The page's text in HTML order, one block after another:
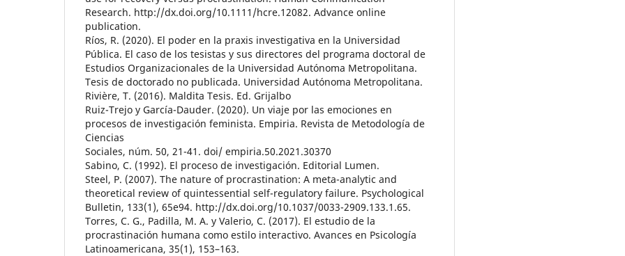
Research. http://dx.doi.org/10.1111/hcre.12082. Advance online
publication.
Ríos, R. (2020). El poder en la praxis investigativa en la Universidad
Pública. El caso de los tesistas y sus directores del programa doctoral de
Estudios Organizacionales de la Universidad Autónoma Metropolitana.
Tesis de doctorado no publicada. Universidad Autónoma Metropolitana.
Rivière, T. (2016). Maldita Tesis. Ed. Grijalbo
Ruiz-Trejo y García-Dauder. (2020). Un viaje por las emociones en
procesos de investigación feminista. Empiria. Revista de Metodología de
Ciencias
Sociales, núm. 50, 21-41. doi/ empiria.50.2021.30370
Sabino, C. (1992). El proceso de investigación. Editorial Lumen.
Steel, P. (2007). The nature of procrastination: A meta-analytic and
theoretical review of quintessential self-regulatory failure. Psychological
Bulletin, 133(1), 65e94. http://dx.doi.org/10.1037/0033-2909.133.1.65.
Torres, C. G., Padilla, M. A. y Valerio, C. (2017). El estudio de la
procrastinación humana como estilo interactivo. Avances en Psicología
Latinoamericana, 35(1), 153–163.